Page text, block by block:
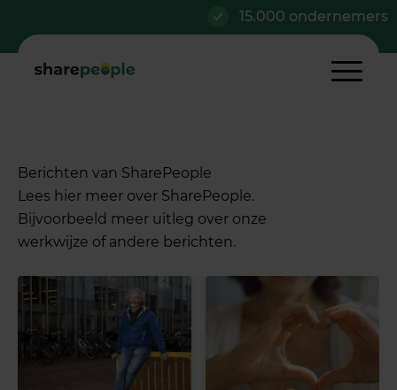
15.000 ondernemers
Berichten van SharePeople
Lees hier meer over SharePeople.
Bijvoorbeeld meer uitleg over onze
werkwijze of andere berichten.